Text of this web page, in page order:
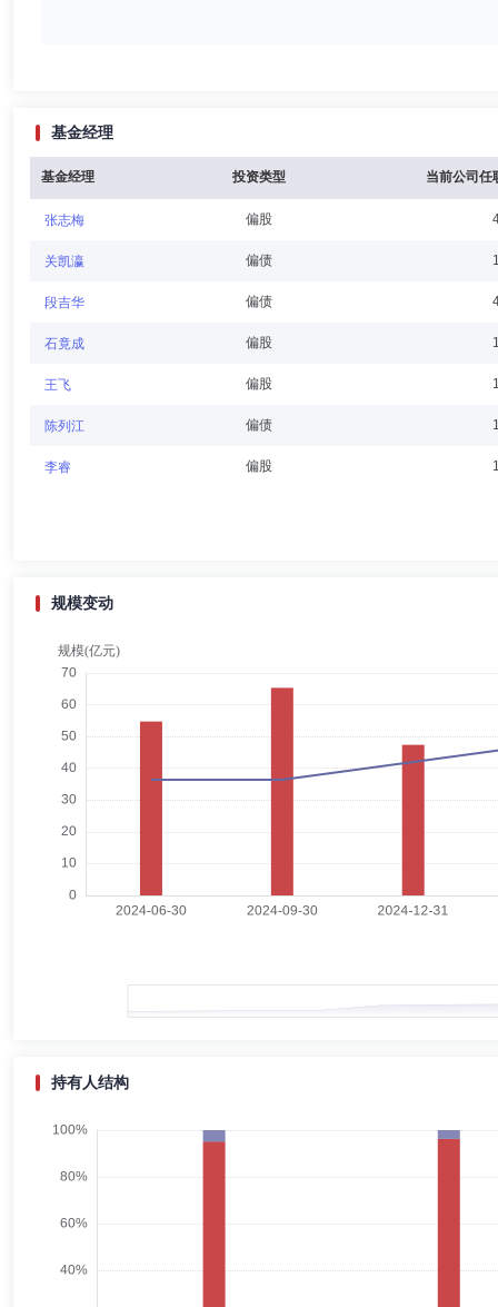
陈秉正先生：汉族，1965年出生，博士，清华大学经管学院管理系统
公司独立董事。
蔡瑜 学历：硕士
蔡瑜先生：1971年8月生，中国国籍，无境外永久居留权，工商管理硕
事。2020年10月起至今担任深圳万润科技股份有限公司独立董事。
庹启斌 学历：博士
庹启斌先生：董事长，经济学博士。历任华东师范大学国际金融系讲
产管理部私募业务战略规划组负责人，创金合信基金管理有限公司副
张志梅 学历：硕士
张志梅女士：经济学硕士。历任南方证券有限公司职员，南方证券有
监、权益投资部总监、基金经理。2020年7月至今任公司副总经理。
2022年8月起任尚正新能源产业混合型证券投资基金基金经理。2023年
首席信息官,督察长（督察员）,副总经理 学历：本科
年5月至2020年7月任新疆前海联合基金管理有限公司总经理助理。
段吉华
司专户投资部投资经理、混合资产管理部投资经理。2021年1月起至今
郭常明
郭常明先生：法学硕士。先后任职于创金合信基金管理有限公司监察稽
基金经理
基金经理 投资类型 当前公司任
张志梅 偏股
关凯瀛 偏债
段吉华 偏债
石竟成 偏股
王飞 偏股
陈列江 偏债
李睿 偏股
规模变动
持有人结构